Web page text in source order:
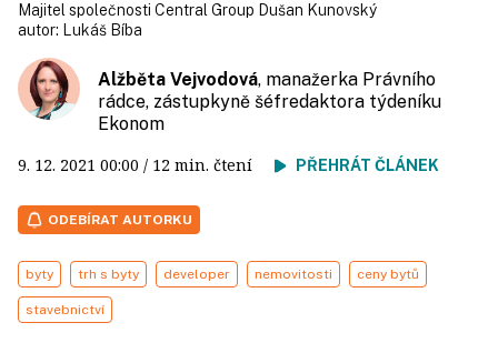
Majitel společnosti Central Group Dušan Kunovský
autor:
Lukáš Bíba
Alžběta Vejvodová, manažerka Právního
rádce, zástupkyně šéfredaktora týdeníku
Ekonom
9. 12. 2021 00:00 / 12 min. čtení PŘEHRÁT ČLÁNEK
ODEBÍRAT AUTORKU
byty trh s byty developer nemovitosti ceny bytů
stavebnictví